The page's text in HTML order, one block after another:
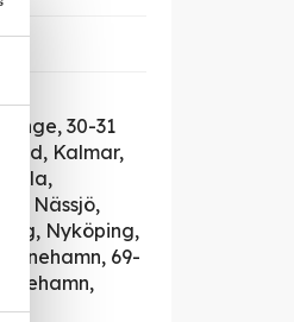
30-31
Kalmar,
Nässjö,
Nyköping,
69-